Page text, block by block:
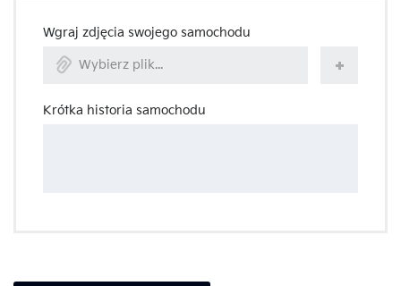
Wgraj zdjęcia swojego samochodu
Wybierz plik...
Krótka historia samochodu